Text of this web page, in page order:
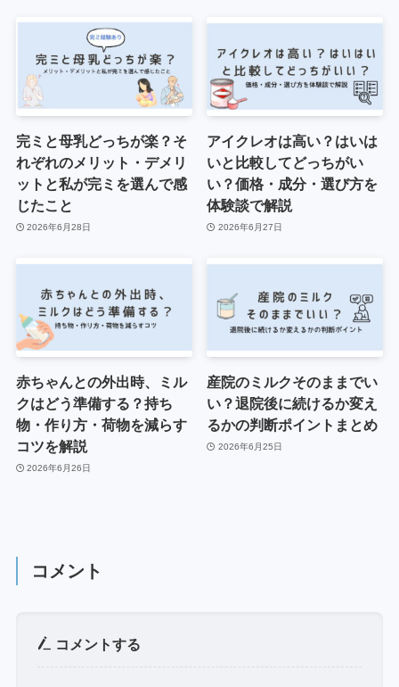
完ミと母乳どっちが楽？そ
れぞれのメリット・デメリ
ットと私が完ミを選んで感
じたこと
2026年6月28日
アイクレオは高い？はいは
いと比較してどっちがい
い？価格・成分・選び方を
体験談で解説
2026年6月27日
赤ちゃんとの外出時、ミル
クはどう準備する？持ち
物・作り方・荷物を減らす
コツを解説
2026年6月26日
産院のミルクそのままでい
い？退院後に続けるか変え
るかの判断ポイントまとめ
2026年6月25日
コメント
コメントする